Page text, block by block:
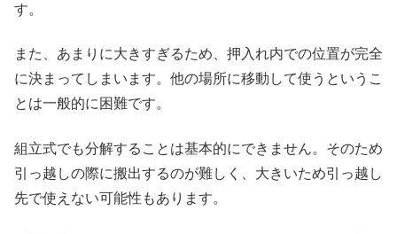
す。
また、あまりに大きすぎるため、押入れ内での位置が完全
に決まってしまいます。他の場所に移動して使うというこ
とは一般的に困難です。
組立式でも分解することは基本的にできません。そのため
引っ越しの際に搬出するのが難しく、大きいため引っ越し
先で使えない可能性もあります。